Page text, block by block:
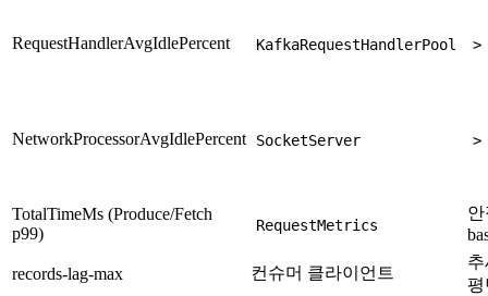
RequestHandlerAvgIdlePercent KafkaRequestHandlerPool >
NetworkProcessorAvgIdlePercent SocketServer >
TotalTimeMs (Produce/Fetch
p99)
RequestMetrics
records-lag-max 컨슈머 클라이언트
평